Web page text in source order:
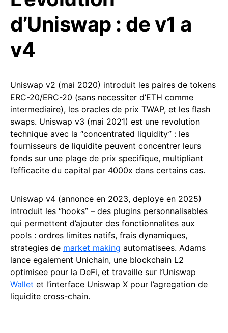
d’Uniswap : de v1 a
v4
Uniswap v2 (mai 2020) introduit les paires de tokens
ERC-20/ERC-20 (sans necessiter d’ETH comme
intermediaire), les oracles de prix TWAP, et les flash
swaps. Uniswap v3 (mai 2021) est une revolution
technique avec la “concentrated liquidity” : les
fournisseurs de liquidite peuvent concentrer leurs
fonds sur une plage de prix specifique, multipliant
l’efficacite du capital par 4000x dans certains cas.
Uniswap v4 (annonce en 2023, deploye en 2025)
introduit les “hooks” – des plugins personnalisables
qui permettent d’ajouter des fonctionnalites aux
pools : ordres limites natifs, frais dynamiques,
strategies de market making automatisees. Adams
lance egalement Unichain, une blockchain L2
optimisee pour la DeFi, et travaille sur l’Uniswap
Wallet et l’interface Uniswap X pour l’agregation de
liquidite cross-chain.